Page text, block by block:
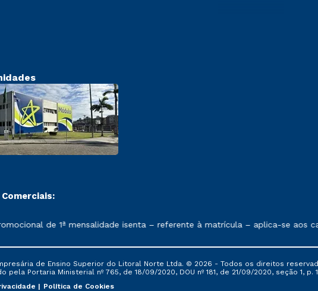
de rematrícula conforme exposto no contrato de prestação de serviços.
de 1ª mensalidade isenta – referente à matrícula – aplica-se aos
de Ensino Superior do Litoral Norte Ltda. © 2026 - Todos os direitos
pela Portaria Ministerial nº 765, de 18/09/2020, DOU nº 181, de 21/09/2020, seção 1, p.
Política de Cookies